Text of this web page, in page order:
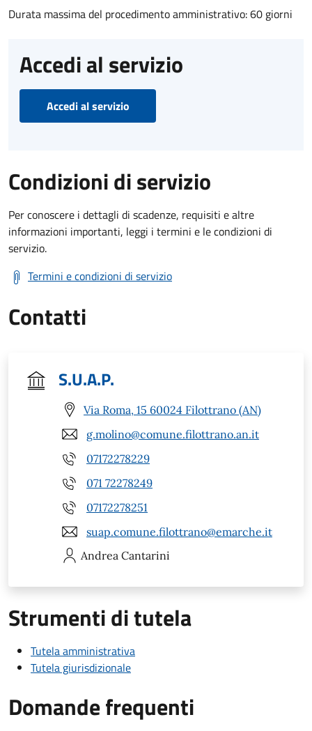
Durata massima del procedimento amministrativo: 60 giorni
Accedi al servizio
Accedi al servizio
Condizioni di servizio
Per conoscere i dettagli di scadenze, requisiti e altre
informazioni importanti, leggi i termini e le condizioni di
servizio.
Termini e condizioni di servizio
Contatti
S.U.A.P.
Via Roma, 15 60024 Filottrano (AN)
g.molino@comune.filottrano.an.it
07172278229
071 72278249
07172278251
suap.comune.filottrano@emarche.it
Andrea Cantarini
Strumenti di tutela
Tutela amministrativa
Tutela giurisdizionale
Domande frequenti